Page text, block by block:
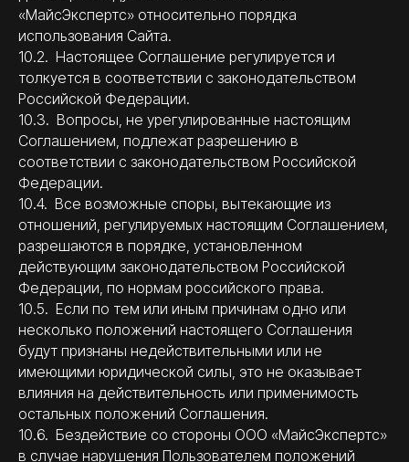
«МайсЭкспертс» относительно порядка
использования Сайта.
10.2. Настоящее Соглашение регулируется и
толкуется в соответствии с законодательством
Российской Федерации.
10.3. Вопросы, не урегулированные настоящим
Соглашением, подлежат разрешению в
соответствии с законодательством Российской
Федерации.
10.4. Все возможные споры, вытекающие из
отношений, регулируемых настоящим Соглашением,
разрешаются в порядке, установленном
действующим законодательством Российской
Федерации, по нормам российского права.
10.5. Если по тем или иным причинам одно или
несколько положений настоящего Соглашения
будут признаны недействительными или не
имеющими юридической силы, это не оказывает
влияния на действительность или применимость
остальных положений Соглашения.
10.6. Бездействие со стороны ООО «МайсЭкспертс»
в случае нарушения Пользователем положений